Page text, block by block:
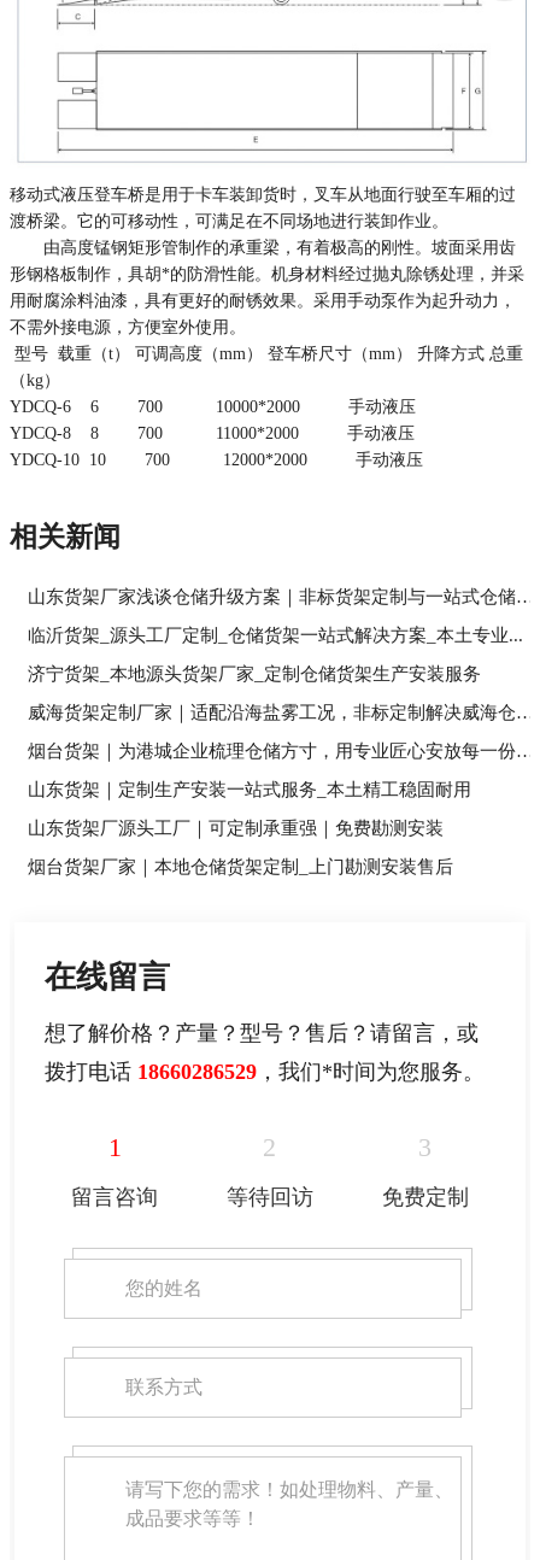
移动式液压登车桥是用于卡车装卸货时，叉车从地面行驶至车厢的过
渡桥梁。它的可移动性，可满足在不同场地进行装卸作业。
由高度锰钢矩形管制作的承重梁，有着极高的刚性。坡面采用齿
形钢格板制作，具胡*的防滑性能。机身材料经过抛丸除锈处理，并采
用耐腐涂料油漆，具有更好的耐锈效果。采用手动泵作为起升动力，
不需外接电源，方便室外使用。
型号 载重（t） 可调高度（mm ） 登车桥尺寸（mm ） 升降方式 总重
（kg）
YDCQ-6
6 700 10000*2000
手动液压
YDCQ-8
8 700 11000*2000
手动液压
YDCQ-10 10 700 12000*2000 手动液压
相关新闻
山东货架厂家浅谈仓储升级方案｜非标货架定制与一站式仓储落...
临沂货架_源头工厂定制_仓储货架一站式解决方案_本土专业...
济宁货架_本地源头货架厂家_定制仓储货架生产安装服务
威海货架定制厂家｜适配沿海盐雾工况，非标定制解决威海仓储...
烟台货架｜为港城企业梳理仓储方寸，用专业匠心安放每一份经...
山东货架｜定制生产安装一站式服务_本土精工稳固耐用
山东货架厂源头工厂｜可定制承重强｜免费勘测安装
烟台货架厂家｜本地仓储货架定制_上门勘测安装售后
在线留言
想了解价格？产量？型号？售后？请留言，或
拨打电话 18660286529 ，我们*时间为您服务。
1
留言咨询
2
等待回访
3
免费定制